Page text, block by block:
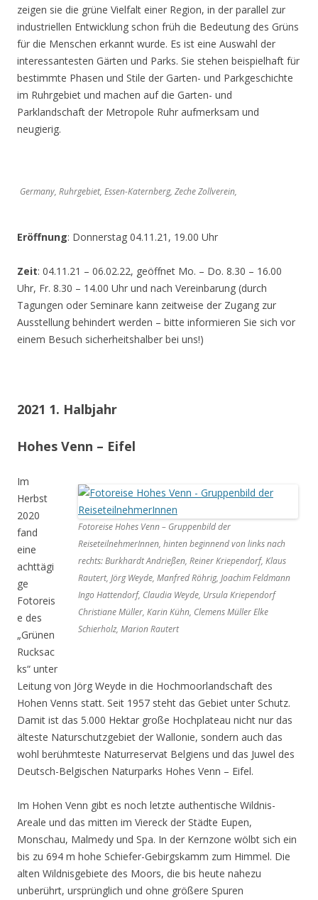
zeigen sie die grüne Vielfalt einer Region, in der parallel zur
industriellen Entwicklung schon früh die Bedeutung des Grüns
für die Menschen erkannt wurde. Es ist eine Auswahl der
interessantesten Gärten und Parks. Sie stehen beispielhaft für
bestimmte Phasen und Stile der Garten- und Parkgeschichte
im Ruhrgebiet und machen auf die Garten- und
Parklandschaft der Metropole Ruhr aufmerksam und
neugierig.
Germany, Ruhrgebiet, Essen-Katernberg, Zeche Zollverein,
Eröffnung: Donnerstag 04.11.21, 19.00 Uhr
Zeit: 04.11.21 – 06.02.22, geöffnet Mo. – Do. 8.30 – 16.00
Uhr, Fr. 8.30 – 14.00 Uhr und nach Vereinbarung (durch
Tagungen oder Seminare kann zeitweise der Zugang zur
Ausstellung behindert werden – bitte informieren Sie sich vor
einem Besuch sicherheitshalber bei uns!)
2021 1. Halbjahr
Hohes Venn – Eifel
Fotoreise Hohes Venn – Gruppenbild der
ReiseteilnehmerInnen, hinten beginnend von links nach
rechts: Burkhardt Andrießen, Reiner Kriependorf, Klaus
Rautert, Jörg Weyde, Manfred Röhrig, Joachim Feldmann
Ingo Hattendorf, Claudia Weyde, Ursula Kriependorf
Christiane Müller, Karin Kühn, Clemens Müller Elke
Schierholz, Marion Rautert
Im
Herbst
2020
fand
eine
achttägi
ge
Fotoreis
e des
„Grünen
Rucksac
ks“ unter
Leitung von Jörg Weyde in die Hochmoorlandschaft des
Hohen Venns statt. Seit 1957 steht das Gebiet unter Schutz.
Damit ist das 5.000 Hektar große Hochplateau nicht nur das
älteste Naturschutzgebiet der Wallonie, sondern auch das
wohl berühmteste Naturreservat Belgiens und das Juwel des
Deutsch-Belgischen Naturparks Hohes Venn – Eifel.
Im Hohen Venn gibt es noch letzte authentische Wildnis-
Areale und das mitten im Viereck der Städte Eupen,
Monschau, Malmedy und Spa. In der Kernzone wölbt sich ein
bis zu 694 m hohe Schiefer-Gebirgskamm zum Himmel. Die
alten Wildnisgebiete des Moors, die bis heute nahezu
unberührt, ursprünglich und ohne größere Spuren